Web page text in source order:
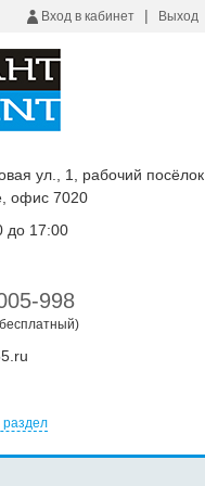
Вход в кабинет | Выход
ул., 1, рабочий посёлок
офис 7020
до 17:00
998